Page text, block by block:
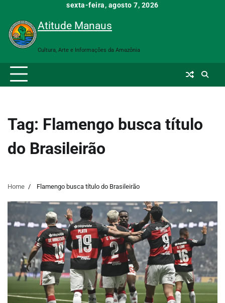
content
sexta-feira, agosto 7, 2026
Atitude Manaus
Cultura, Arte e Informações da Amazônia
Tag: Flamengo busca título
do Brasileirão
Home Flamengo busca título do Brasileirão